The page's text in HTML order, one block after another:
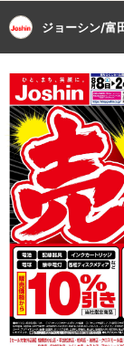
ジョーシン/富